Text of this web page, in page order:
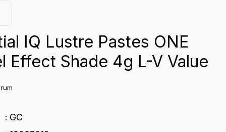
IQ Lustre Pastes ONE
Effect Shade 4g L-V Value
GC